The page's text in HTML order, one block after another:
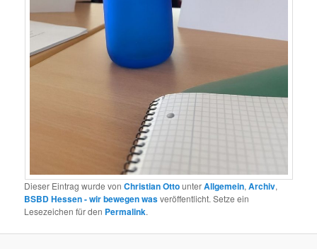
Dieser Eintrag wurde vonChristian OttounterAllgemein,Archiv,
BSBD Hessen - wir bewegen wasveröffentlicht. Setze ein
Lesezeichen für den Permalink.